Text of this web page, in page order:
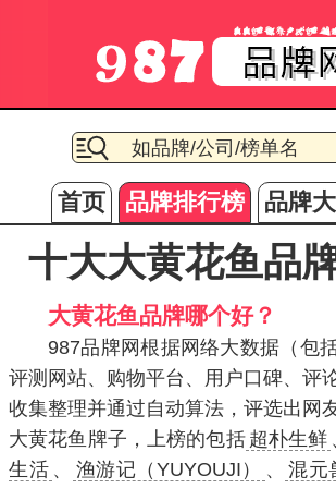
首页 品牌排行榜 品牌
十大大黄花鱼品
大黄花鱼品牌哪个好？
987品牌网根据网络大数据（包
评测网站、购物平台、用户口碑、评
收集整理并通过自动算法，评选出网
大黄花鱼牌子，上榜的包括 超朴生鲜
生活 、 渔游记（YUYOUJI） 、 混元